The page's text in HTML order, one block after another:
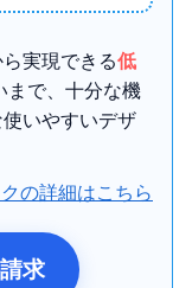
実現できる低
まで、十分な機
いやすいデザ
の詳細はこちら
求